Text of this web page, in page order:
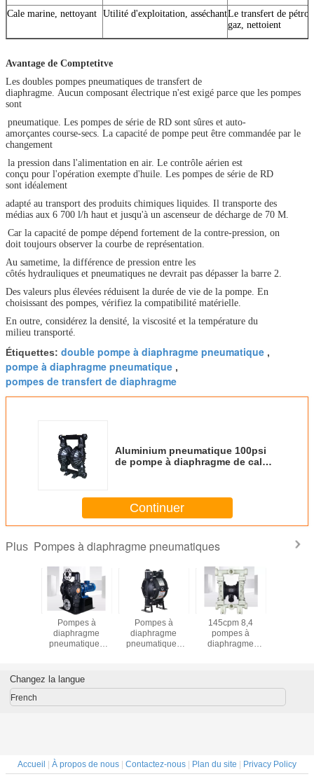
Cale marine, nettoyant Utilité d'exploitation, asséchantLe transfert de
gaz, nettoient
Avantage de Comptetitve
Les doubles pompes pneumatiques de transfert de
diaphragme. Aucun composant électrique n'est exigé parce que les pompes
sont
pneumatique. Les pompes de série de RD sont sûres et auto-
amorçantes course-secs. La capacité de pompe peut être commandée par le
changement
la pression dans l'alimentation en air. Le contrôle aérien est
conçu pour l'opération exempte d'huile. Les pompes de série de RD
sont idéalement
adapté au transport des produits chimiques liquides. Il transporte des
médias aux 6 700 l/h haut et jusqu'à un ascenseur de décharge de 70 M.
Car la capacité de pompe dépend fortement de la contre-pression, on
doit toujours observer la courbe de représentation.
Au sametime, la différence de pression entre les
côtés hydrauliques et pneumatiques ne devrait pas dépasser la barre 2.
Des valeurs plus élevées réduisent la durée de vie de la pompe. En
choisissant des pompes, vérifiez la compatibilité matérielle.
En outre, considérez la densité, la viscosité et la température du
milieu transporté.
Étiquettes: double pompe à diaphragme pneumatique ,
pompe à diaphragme pneumatique ,
pompes de transfert de diaphragme
Aluminium pneumatique 100psi
de pompe à diaphragme de cale
Continuer
Plus Pompes à diaphragme pneumatiques
Pompes à
diaphragme
pneumatiques
Pompes à
diaphragme
pneumatiques
145cpm 8,4
pompes à
diaphragme
Changez la langue
French
Accueil À propos de nous Contactez-nous Plan du site
Privacy Policy